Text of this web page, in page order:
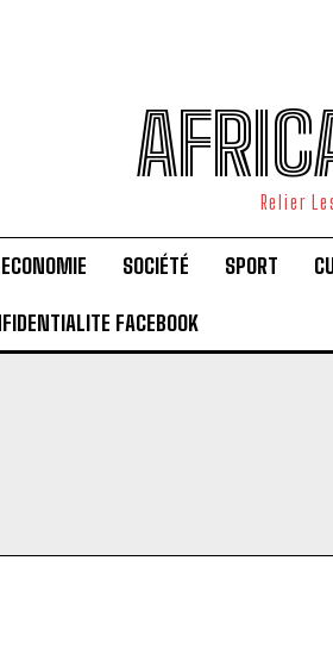
Relier
ECONOMIE SOCIÉTÉ SPORT
FACEBOOK